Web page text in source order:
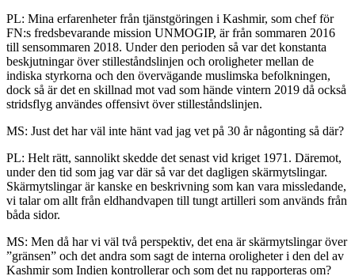
PL: Mina erfarenheter från tjänstgöringen i Kashmir, som chef för
FN:s fredsbevarande mission UNMOGIP, är från sommaren 2016
till sensommaren 2018. Under den perioden så var det konstanta
beskjutningar över stilleståndslinjen och oroligheter mellan de
indiska styrkorna och den övervägande muslimska befolkningen,
dock så är det en skillnad mot vad som hände vintern 2019 då också
stridsflyg användes offensivt över stilleståndslinjen.
MS: Just det har väl inte hänt vad jag vet på 30 år någonting så där?
PL: Helt rätt, sannolikt skedde det senast vid kriget 1971. Däremot,
under den tid som jag var där så var det dagligen skärmytslingar.
Skärmytslingar är kanske en beskrivning som kan vara missledande,
vi talar om allt från eldhandvapen till tungt artilleri som används från
båda sidor.
MS: Men då har vi väl två perspektiv, det ena är skärmytslingar över
”gränsen” och det andra som sagt de interna oroligheter i den del av
Kashmir som Indien kontrollerar och som det nu rapporteras om?